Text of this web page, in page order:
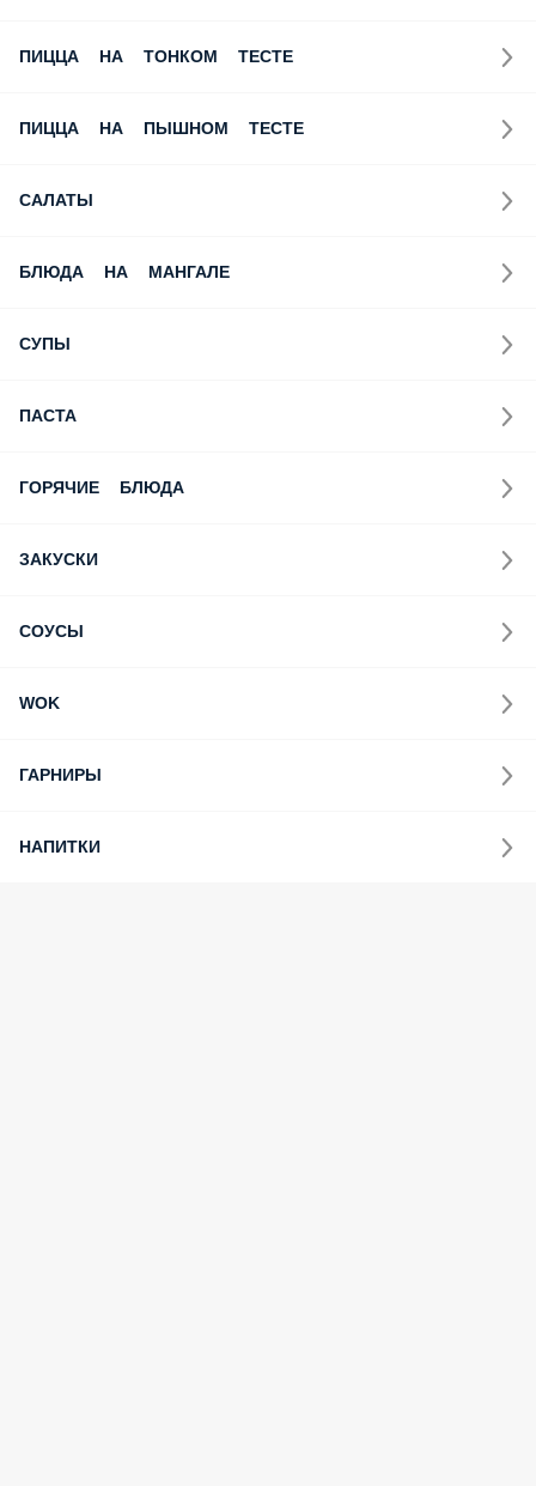
ПИЦЦА НА ТОНКОМ ТЕСТЕ
ПИЦЦА НА ПЫШНОМ ТЕСТЕ
САЛАТЫ
БЛЮДА НА МАНГАЛЕ
СУПЫ
ПАСТА
ГОРЯЧИЕ БЛЮДА
ЗАКУСКИ
СОУСЫ
WOK
ГАРНИРЫ
НАПИТКИ